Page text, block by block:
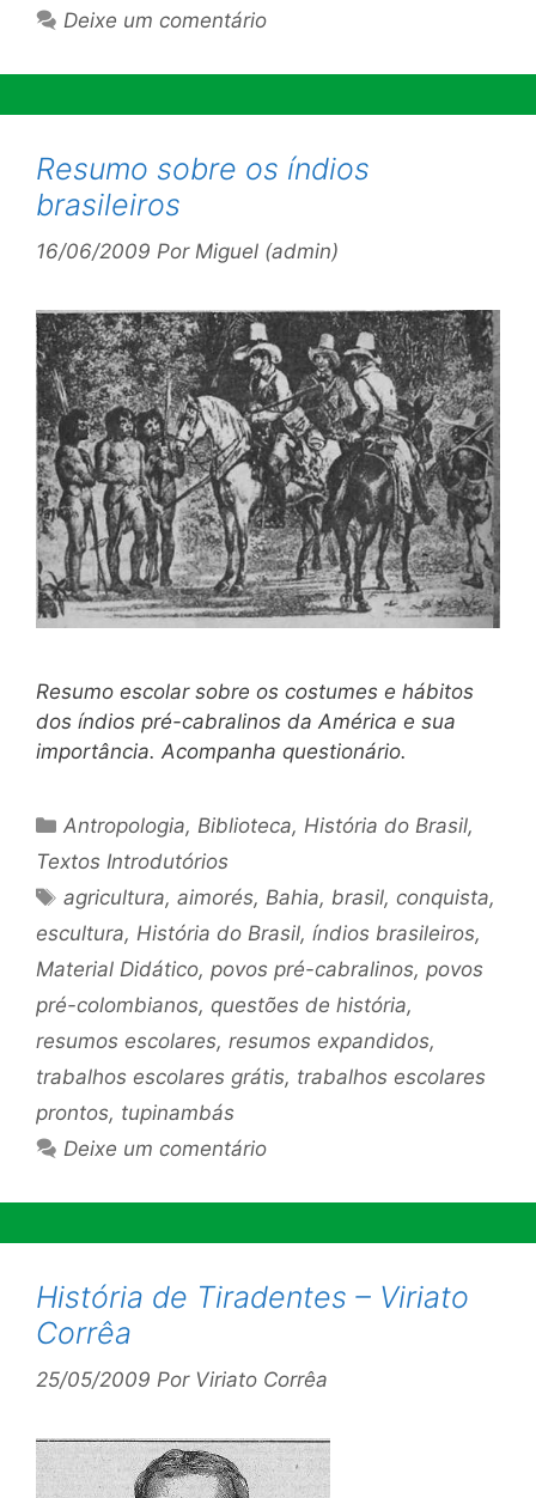
Deixe um comentário
Resumo sobre os índios
brasileiros
16/06/2009 Por Miguel (admin)
Resumo escolar sobre os costumes e hábitos
dos índios pré-cabralinos da América e sua
importância. Acompanha questionário.
Categorias
Antropologia,Biblioteca,História do Brasil,
Textos Introdutórios
Tags
agricultura,aimorés,Bahia,brasil,conquista,
escultura, História do Brasil, índios brasileiros,
Material Didático, povos pré-cabralinos, povos
pré-colombianos, questões de história,
resumos escolares, resumos expandidos,
trabalhos escolares grátis, trabalhos escolares
prontos, tupinambás
Deixe um comentário
História de Tiradentes – Viriato
Corrêa
25/05/2009 Por Viriato Corrêa